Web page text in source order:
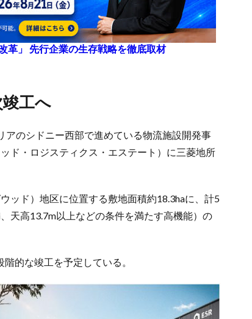
革」 先行企業の生存戦略を徹底取材
竣工へ
アのシドニー西部で進めている物流施設開発事
ド・ロジスティクス・エステート）に三菱地所
ッド）地区に位置する敷地面積約18.3haに、計5
天高13.7m以上などの条件を満たす高機能）の
的な竣工を予定している。